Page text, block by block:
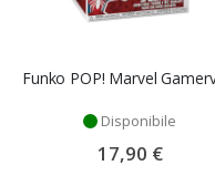
Disponibile
17,90 €